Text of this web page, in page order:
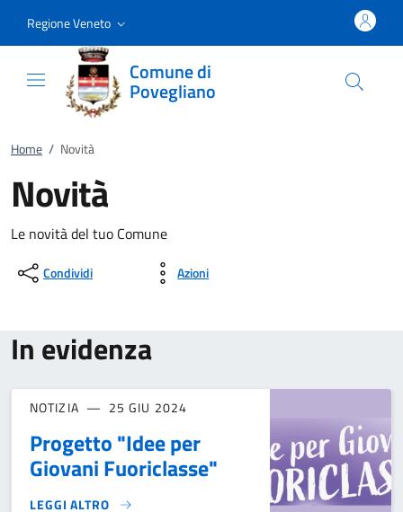
Regione Veneto
Comune di
Povegliano
Home / Novità
Novità
Le novità del tuo Comune
Condividi Azioni
In evidenza
NOTIZIA 25 GIU 2024
Progetto "Idee per
Giovani Fuoriclasse"
LEGGI ALTRO